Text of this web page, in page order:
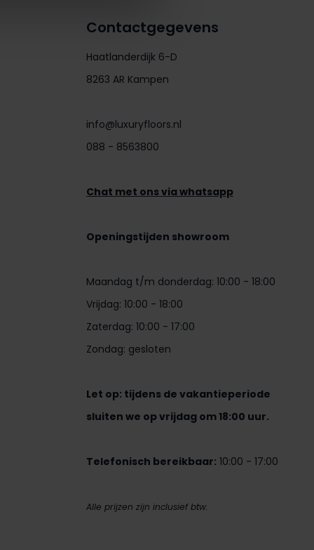
Contactgegevens
Haatlanderdijk 6-D
8263 AR Kampen
info@luxuryfloors.nl
088 - 8563800
Chat met ons via whatsapp
Openingstijden showroom
Maandag t/m donderdag: 10:00 - 18:00
Vrijdag: 10:00 - 18:00
Zaterdag: 10:00 - 17:00
Zondag: gesloten
Let op: tijdens de vakantieperiode
sluiten we op vrijdag om 18:00 uur.
Telefonisch bereikbaar: 10:00 - 17:00
Alle prijzen zijn inclusief btw.